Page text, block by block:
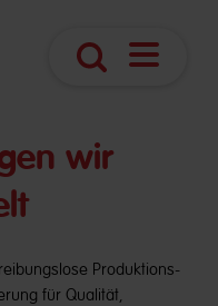
wir
Produktions-
für Qualität,